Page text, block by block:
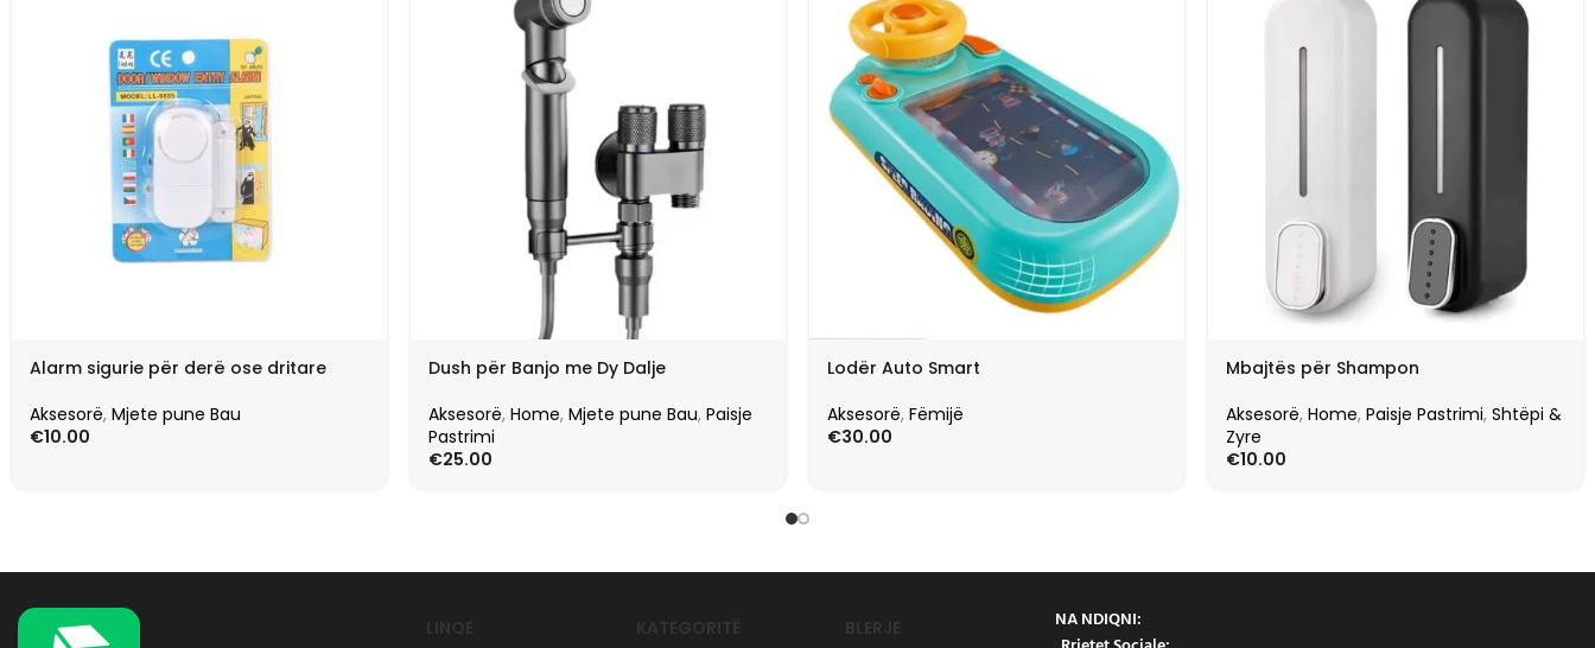
Alarm sigurie për derë ose dritare
Aksesorë, Mjete pune Bau
€10.00
Dush për Banjo me Dy Dalje
Aksesorë, Home, Mjete pune Bau, Paisje
Pastrimi
€25.00
Lodër Auto Smart
Aksesorë, Fëmijë
€30.00
Mbajtës për Shampon
Aksesorë, Home, Paisje Pastrimi, Shtëpi &
Zyre
€10.00
NA NDIQNI: